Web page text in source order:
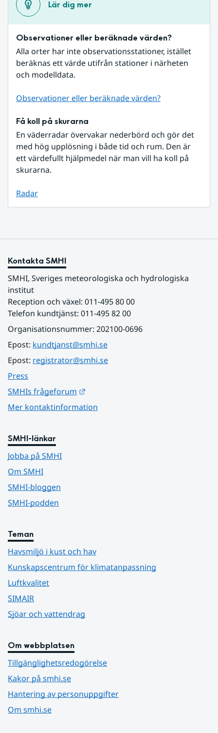
Lär dig mer
Observationer eller beräknade värden?
Alla orter har inte observationsstationer, istället
beräknas ett värde utifrån stationer i närheten
och modelldata.
Observationer eller beräknade värden?
Få koll på skurarna
En väderradar övervakar nederbörd och gör det
med hög upplösning i både tid och rum. Den är
ett värdefullt hjälpmedel när man vill ha koll på
skurarna.
Radar
Kontakta SMHI
SMHI, Sveriges meteorologiska och hydrologiska
institut
Reception och växel: 011-495 80 00
Telefon kundtjänst: 011-495 82 00
Organisationsnummer: 202100-0696
Epost: kundtjanst@smhi.se
Epost: registrator@smhi.se
Press
SMHIs frågeforum
Mer kontaktinformation
SMHI-länkar
Jobba på SMHI
Om SMHI
SMHI-bloggen
SMHI-podden
Teman
Havsmiljö i kust och hav
Kunskapscentrum för klimatanpassning
Luftkvalitet
SIMAIR
Sjöar och vattendrag
Om webbplatsen
Tillgänglighetsredogörelse
Kakor på smhi.se
Hantering av personuppgifter
Om smhi.se